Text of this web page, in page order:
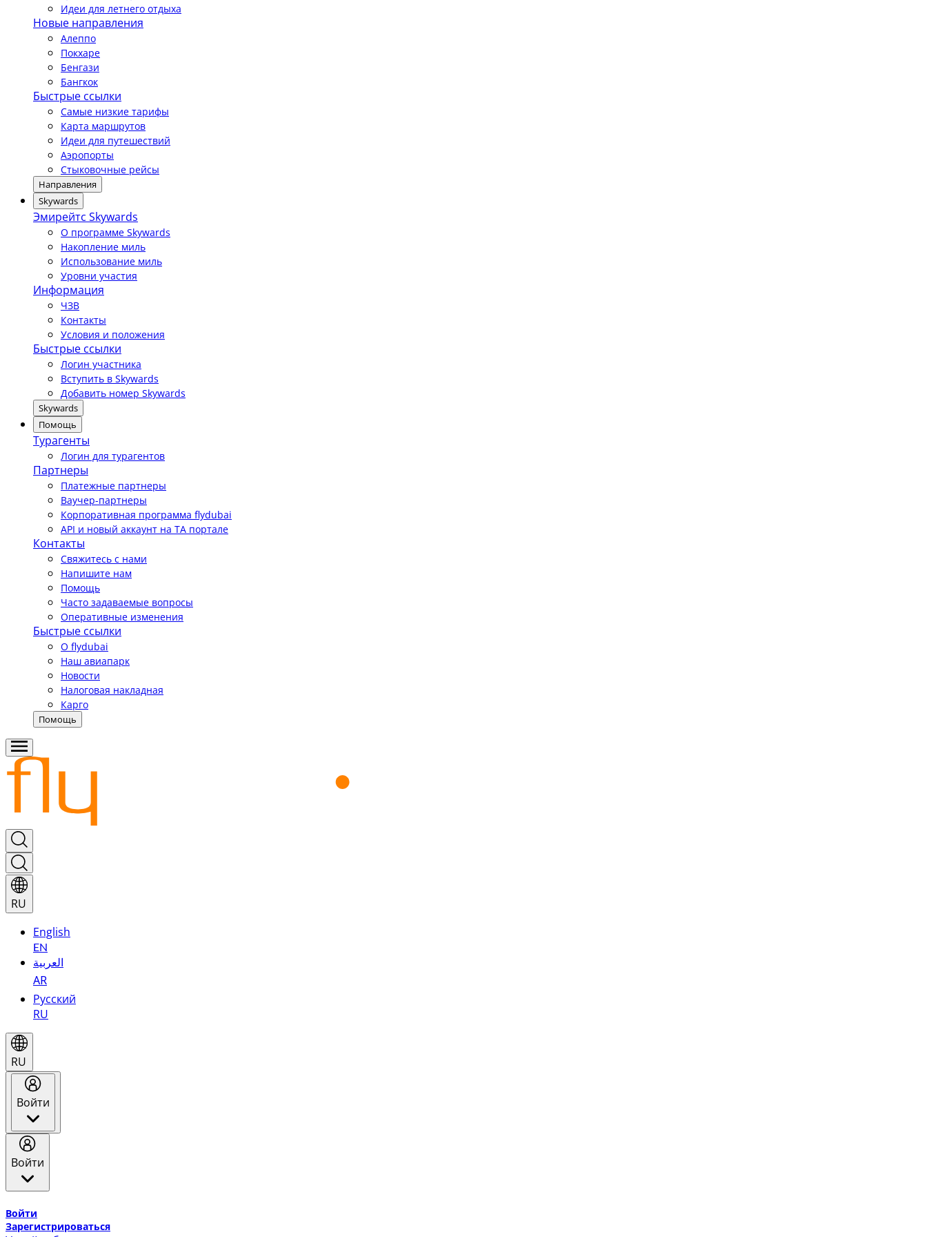
Идеи для летнего отдыха
Новые направления
Алеппо
Покхаре
Бенгази
Бангкок
Быстрые ссылки
Самые низкие тарифы
Карта маршрутов
Идеи для путешествий
Аэропорты
Стыковочные рейсы
Направления
Skywards
Эмирейтс Skywards
О программе Skywards
Накопление миль
Использование миль
Уровни участия
Информация
ЧЗВ
Контакты
Условия и положения
Быстрые ссылки
Логин участника
Вступить в Skywards
Добавить номер Skywards
Skywards
Помощь
Турагенты
Логин для турагентов
Партнеры
Платежные партнеры
Ваучер-партнеры
Корпоративная программа flydubai
API и новый аккаунт на TA портале
Контакты
Свяжитесь с нами
Напишите нам
Помощь
Часто задаваемые вопросы
Оперативные изменения
Быстрые ссылки
О flydubai
Наш авиапарк
Новости
Налоговая накладная
Карго
Помощь
RU
English
EN
العربية
AR
Русский
RU
RU
Войти
Войти
Войти
Зарегистрироваться